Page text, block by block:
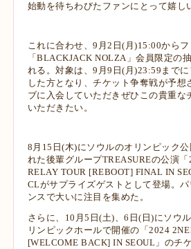
始動を待ちわびたファンにとって嬉し
これに合わせ、9月2日(月)15:00から
「BLACKJACK NOLZA」会員限定の
れる。対象は、9月9日(月)23:59まで
した方となり、チケット争奪戦が予想
ブに入会していただきぜひこの貴重な
いただきたい。
8月15日(木)にソウルのオリンピック
れた後輩グループTREASUREの公演
RELAY TOUR [REBOOT] FINAL IN
CLがサプライズゲストとして登場。
ンスで大いに注目を集めた。
さらに、10月5日(土)、6日(日)にソウ
リンピックホールで開催の「2024
[WELCOME BACK] IN SEOUL」のチ